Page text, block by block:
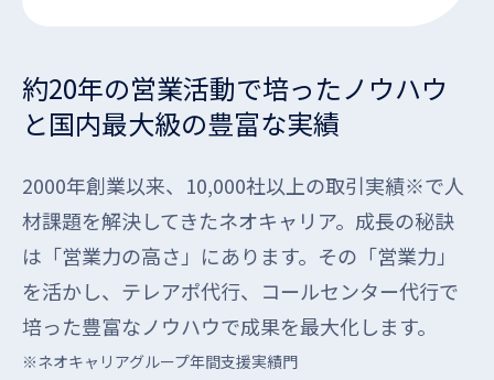
約20年の営業活動で培ったノウハウ
と国内最大級の豊富な実績
2000年創業以来、10,000社以上の取引実績※で人
材課題を解決してきたネオキャリア。成長の秘訣
は「営業力の高さ」にあります。その「営業力」
を活かし、テレアポ代行、コールセンター代行で
培った豊富なノウハウで成果を最大化します。
※ネオキャリアグループ年間支援実績門